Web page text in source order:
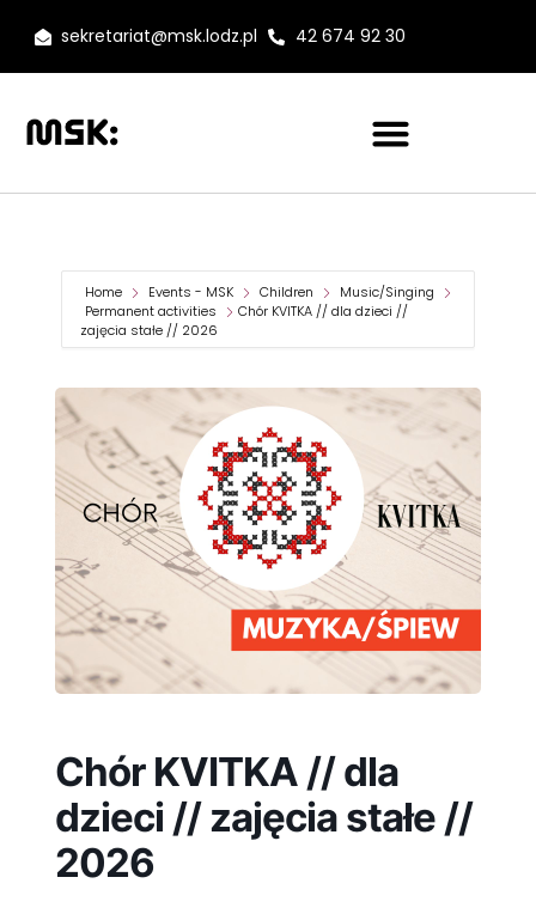
sekretariat@msk.lodz.pl 42 674 92 30
Home Events - MSK Children
Music/Singing
Permanent activities
Chór KVITKA // dla dzieci //
zajęcia stałe // 2026
Chór KVITKA // dla
dzieci // zajęcia stałe //
2026